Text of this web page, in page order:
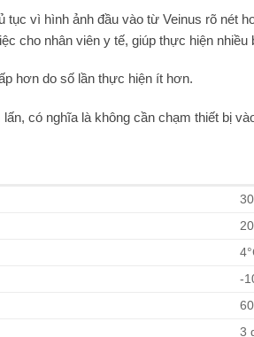
tục vì hình ảnh đầu vào từ Veinus rõ nét
cho nhân viên y tế, giúp thực hiện nhiều
hơn do số lần thực hiện ít hơn.
có nghĩa là không cần chạm thiết bị
-
3